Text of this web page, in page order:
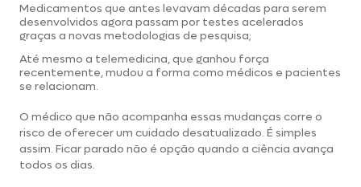
Medicamentos que antes levavam décadas para serem
desenvolvidos agora passam por testes acelerados
graças a novas metodologias de pesquisa;
Até mesmo a telemedicina, que ganhou força
recentemente, mudou a forma como médicos e pacientes
se relacionam.
O médico que não acompanha essas mudanças corre o
risco de oferecer um cuidado desatualizado. É simples
assim. Ficar parado não é opção quando a ciência avança
todos os dias.